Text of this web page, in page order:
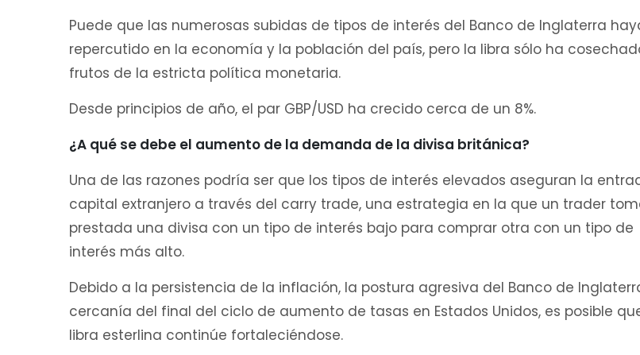
Puede que las numerosas subidas de tipos de interés del Banco de Inglaterra
repercutido en la economía y la población del país, pero la libra sólo ha
frutos de la estricta política monetaria.
Desde principios de año, el par GBP/USD ha crecido cerca de un 8%.
¿A qué se debe el aumento de la demanda de la divisa británica?
Una de las razones podría ser que los tipos de interés elevados aseguran la
capital extranjero a través del carry trade, una estrategia en la que un trader
prestada una divisa con un tipo de interés bajo para comprar otra con un tipo de
interés más alto.
Debido a la persistencia de la inflación, la postura agresiva del Banco de
cercanía del final del ciclo de aumento de tasas en Estados Unidos, es posible
libra esterlina continúe fortaleciéndose.